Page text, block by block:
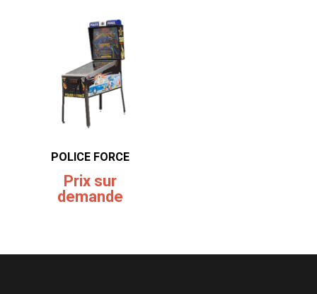
POLICE FORCE
Prix sur
demande